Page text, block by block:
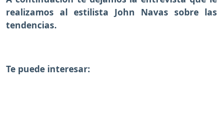
realizamos al estilista John Navas sobre las
tendencias.
Te puede interesar: